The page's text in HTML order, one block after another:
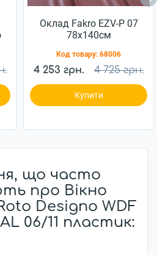
Оклад Fakro EZV-P 07
78x140см
Код товару: 68006
4 253 грн. 4 725 грн.
Купити
що часто
про Вікно
Designo WDF
06/11 пластик: